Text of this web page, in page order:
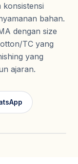
konsistensi
bahan.
dengan size
TC yang
yang
ajaran.